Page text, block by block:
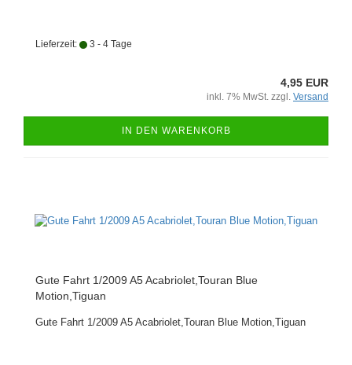
Lieferzeit: 3 - 4 Tage
4,95 EUR
inkl. 7% MwSt. zzgl. Versand
IN DEN WARENKORB
Gute Fahrt 1/2009 A5 Acabriolet,Touran Blue
Motion,Tiguan
Gute Fahrt 1/2009 A5 Acabriolet,Touran Blue Motion,Tiguan